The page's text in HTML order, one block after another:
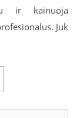
ir kainuoja
Juk